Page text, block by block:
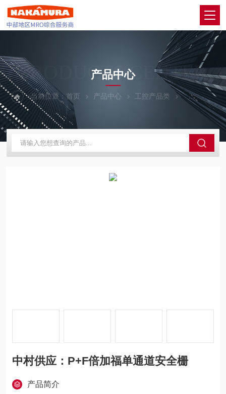
PRODUCTS CENTER
产品中心
当前位置：首页 产品中心 工控产品类 P+F/德国倍
中村供应：P+F倍加福单通道安全栅
产品简介